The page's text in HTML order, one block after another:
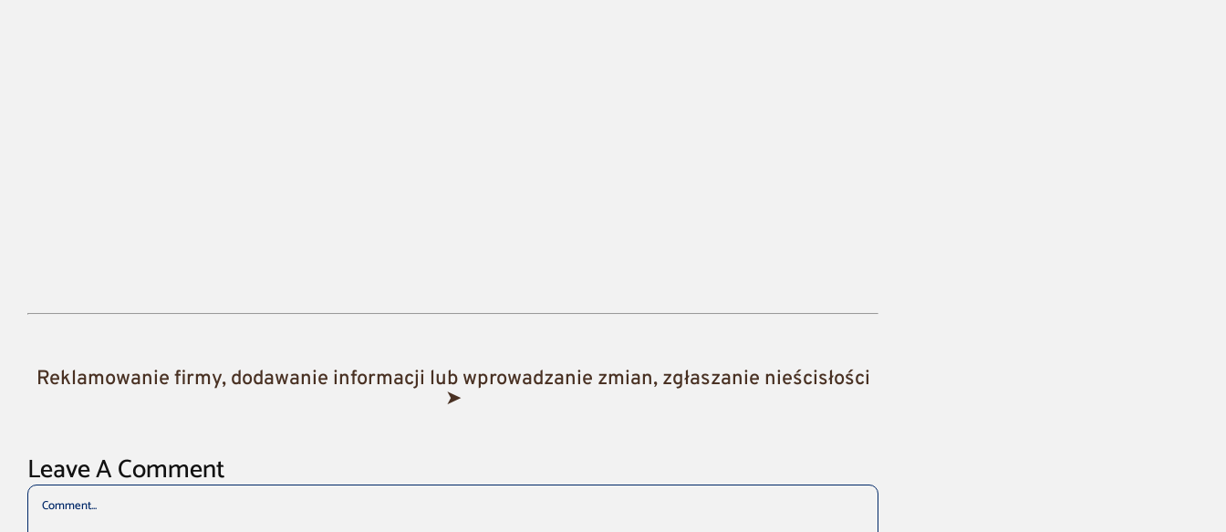
Reklamowanie firmy, dodawanie informacji lub wprowadzanie zmian, zgłaszanie nieścisłości
➤
Leave A Comment
Comment